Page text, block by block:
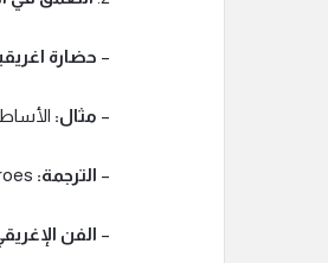
– حضارة
– مثال:
– الترجمة:
– الفن